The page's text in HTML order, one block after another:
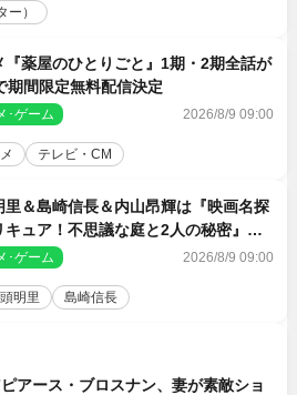
ー）
『薬屋のひとりごと』1期・2期全話が
期間限定無料配信決定
･ゲーム 2026/8/9 09:00
テレビ・CM
里＆島崎信長＆内山昂輝は『映画名探
キュア！不思議な庭と2人の秘密』ゲ
に決定
･ゲーム 2026/8/9 09:00
明里 島崎信長
アース・ブロスナン、妻が素敵ショ